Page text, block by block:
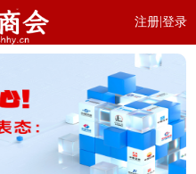
注册 登录